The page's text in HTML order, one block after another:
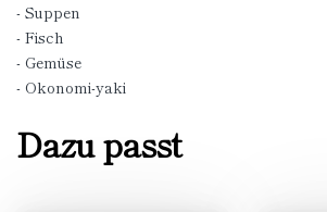
- Suppen
- Fisch
- Gemüse
- Okonomi-yaki
Dazu passt